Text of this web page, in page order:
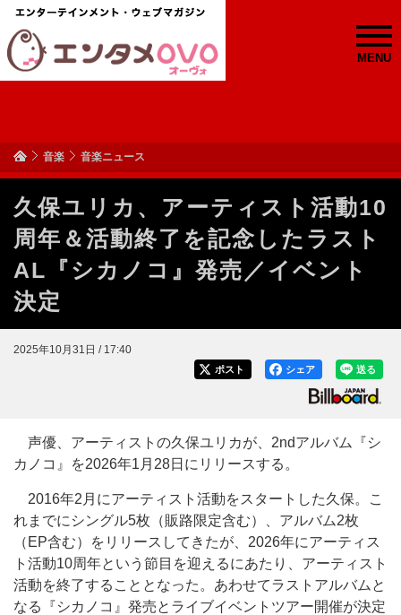
MENU
音楽 音楽ニュース
久保ユリカ、アーティスト活動10
周年＆活動終了を記念したラスト
AL『シカノコ』発売／イベント
決定
2025年10月31日 / 17:40
送る
シェア
ポスト
声優、アーティストの久保ユリカが、2ndアルバム『シ
カノコ』を2026年1月28日にリリースする。
2016年2月にアーティスト活動をスタートした久保。こ
れまでにシングル5枚（販路限定含む）、アルバム2枚
（EP含む）をリリースしてきたが、2026年にアーティス
ト活動10周年という節目を迎えるにあたり、アーティスト
活動を終了することとなった。あわせてラストアルバムと
なる『シカノコ』発売とライブイベントツアー開催が決定